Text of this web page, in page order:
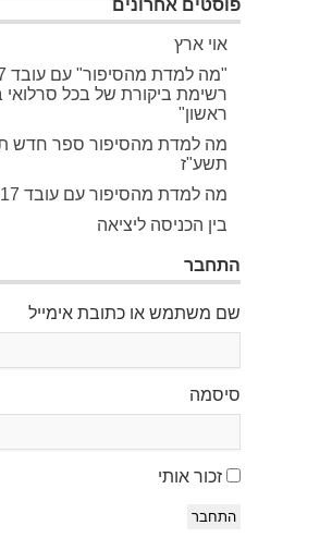
פוסטים אחרונים
אוי ארץ
רשימת ביקורת של בכל סרלואי
ראשון"
מה למדת מהסיפור ספר חדש
תשע"ז
מה למדת מהסיפור עם עובד 2017
בין הכניסה ליציאה
התחבר
שם משתמש או כתובת אימייל
סיסמה
זכור אותי
התחבר